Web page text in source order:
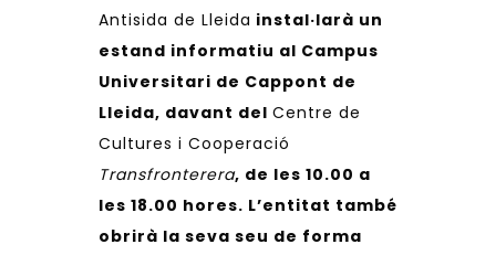
Antisida de Lleida instal·larà un
estand informatiu al Campus
Universitari de Cappont de
Lleida, davant del Centre de
Cultures i Cooperació
Transfronterera, de les 10.00 a
les 18.00 hores. L’entitat també
obrirà la seva seu de forma